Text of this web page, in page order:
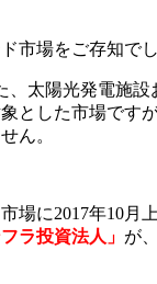
市場をご存知でし
、太陽光発電施
とした市場です
ん。
場に2017年10月
ラ投資法人」 が